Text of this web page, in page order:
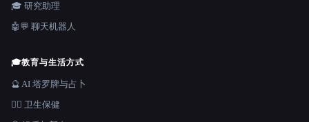
🎓 研究助理
🤖💬 聊天机器人
🎓教育与生活方式
🔮 AI 塔罗牌与占卜
👩‍⚕️ 卫生保健